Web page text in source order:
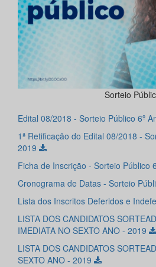
Sorteio
Edital 08/2018 - Sorteio Público 6º
1ª Retificação do Edital 08/2018 -
2019
Ficha de Inscrição - Sorteio Público
Cronograma de Datas - Sorteio
Lista dos Inscritos Deferidos e
LISTA DOS CANDIDATOS
IMEDIATA NO SEXTO ANO - 2019
LISTA DOS CANDIDATOS
SEXTO ANO - 2019